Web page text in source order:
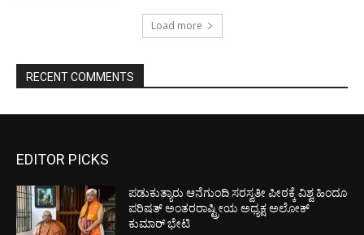
Load more
RECENT COMMENTS
EDITOR PICKS
ಪಡುಕುತ್ಯಾರು ಆನೆಗುಂದಿ ಸರಸ್ವತೀ ಪೀಠಕ್ಕೆ ವಿಶ್ವ ಹಿಂದೂ
ಪರಿಷತ್ ಅಂತರರಾಷ್ಟ್ರೀಯ ಅಧ್ಯಕ್ಷ ಅಲೋಕ್
ಕುಮಾರ್ ಭೇಟಿ